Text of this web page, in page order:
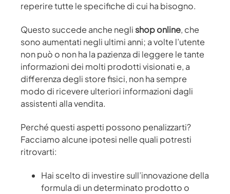
reperire tutte le specifiche di cui ha bisogno.
Questo succede anche neglishop online, che
sono aumentati negli ultimi anni; a volte l’utente
non può o non ha la pazienza di leggere le tante
informazioni dei molti prodotti visionati e, a
differenza degli store fisici, non ha sempre
modo di ricevere ulteriori informazioni dagli
assistenti alla vendita.
Perché questi aspetti possono penalizzarti?
Facciamo alcune ipotesi nelle quali potresti
ritrovarti:
Hai scelto di investire sull’innovazione della
formula di un determinato prodotto o